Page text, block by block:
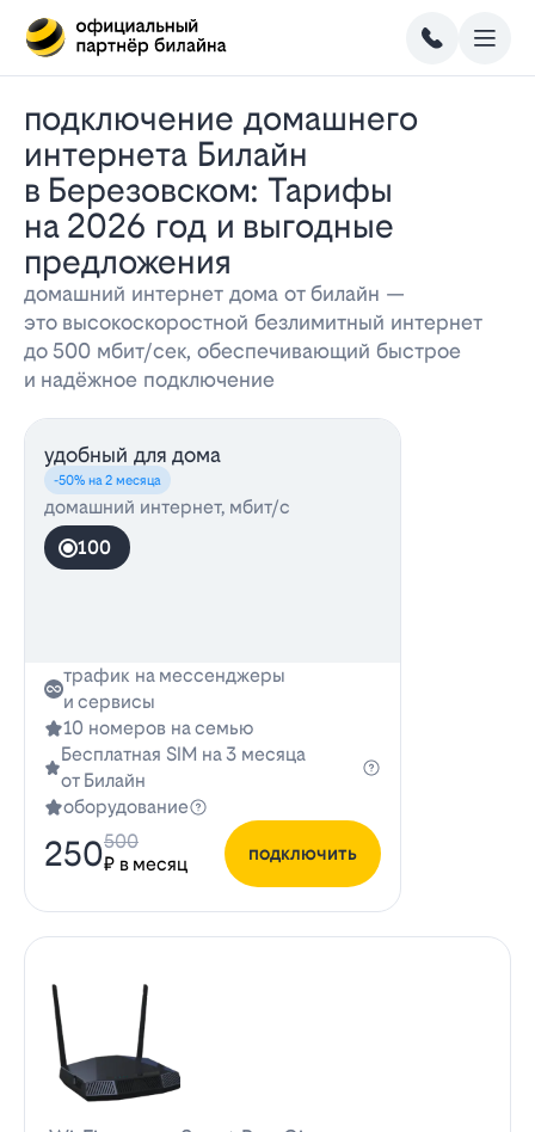
Подключение домашнего
интернета Билайн
в Березовском: Тарифы
на 2026 год и выгодные
предложения
домашний интернет дома от билайн —
это высокоскоростной безлимитный интернет
до 500 мбит/сек, обеспечивающий быстрое
и надёжное подключение
удобный для дома
-50% на 2 месяца
домашний интернет, мбит/с
100
трафик на мессенджеры
и сервисы
10 номеров на семью
Бесплатная SIM на 3 месяца
от Билайн
оборудование
250₽ в месяц
500
подключить